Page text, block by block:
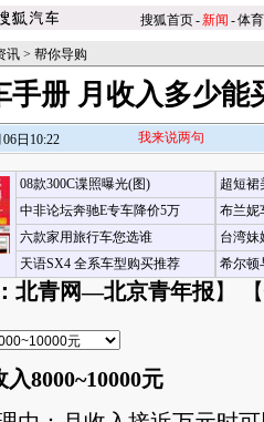
搜狐首页-新闻 -体育
讯 > 帮你导购
手册 月收入多少能
日10:22 我来说两句
08款300C谍照曝光(图)
中非论坛奔驰E专车降价5万
六款家用旅行车您选谁
天语SX4 全系车型购买推荐
超短裙
布兰妮
台湾妹
希尔顿
北青网—北京青年报 】 【
入8000~10000元